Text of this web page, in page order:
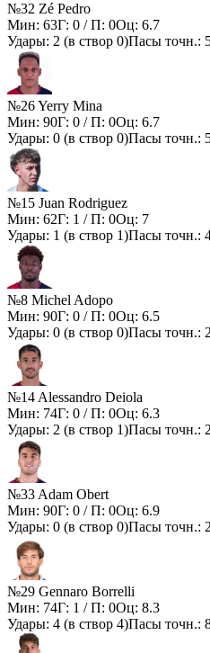
№32 Zé Pedro
Мин: 63Г: 0 / П: 0Оц: 6.7
Удары: 2 (в створ 0)Пасы точн.:
№26 Yerry Mina
Мин: 90Г: 0 / П: 0Оц: 6.7
Удары: 0 (в створ 0)Пасы точн.:
№15 Juan Rodriguez
Мин: 62Г: 1 / П: 0Оц: 7
Удары: 1 (в створ 1)Пасы точн.:
№8 Michel Adopo
Мин: 90Г: 0 / П: 0Оц: 6.5
Удары: 0 (в створ 0)Пасы точн.:
№14 Alessandro Deiola
Мин: 74Г: 0 / П: 0Оц: 6.3
Удары: 2 (в створ 1)Пасы точн.:
№33 Adam Obert
Мин: 90Г: 0 / П: 0Оц: 6.9
Удары: 0 (в створ 0)Пасы точн.:
№29 Gennaro Borrelli
Мин: 74Г: 1 / П: 0Оц: 8.3
Удары: 4 (в створ 4)Пасы точн.: